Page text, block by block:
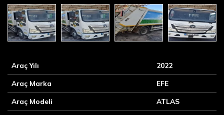
Araç Yılı 2022
Araç Marka EFE
Araç Modeli ATLAS